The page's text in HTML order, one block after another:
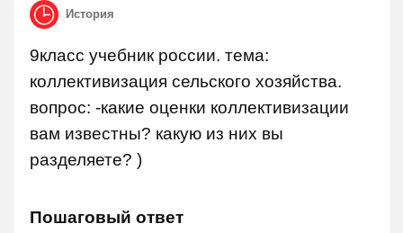
История
9класс учебник россии. тема:
коллективизация сельского хозяйства.
вопрос: -какие оценки коллективизации
вам известны? какую из них вы
разделяете? )
Пошаговый ответ